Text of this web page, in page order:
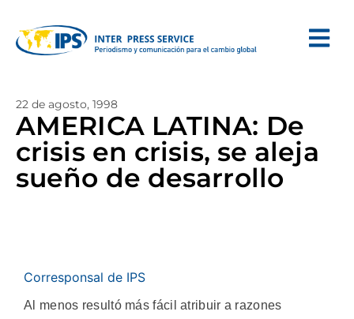
22 de agosto, 1998
AMERICA LATINA: De
crisis en crisis, se aleja
sueño de desarrollo
Corresponsal de IPS
Al menos resultó más fácil atribuir a razones